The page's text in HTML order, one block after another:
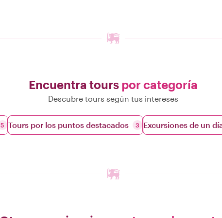
Encuentra tours por categoría
Descubre tours según tus intereses
5 Tours por los puntos destacados 3 Excursiones de un